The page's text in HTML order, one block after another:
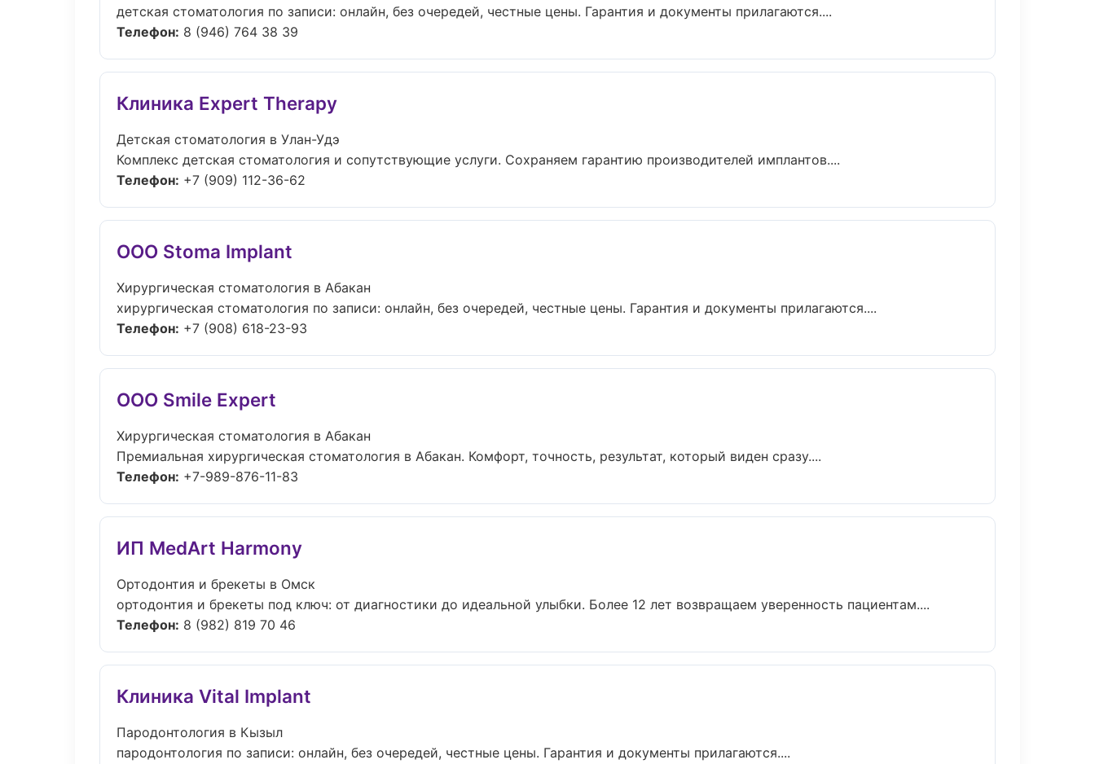
детская стоматология по записи: онлайн, без очередей, честные цены. Гарантия и документы прилагаются....
Телефон: 8 (946) 764 38 39
Клиника Expert Therapy
Детская стоматология в Улан-Удэ
Комплекс детская стоматология и сопутствующие услуги. Сохраняем гарантию производителей имплантов....
Телефон: +7 (909) 112-36-62
ООО Stoma Implant
Хирургическая стоматология в Абакан
хирургическая стоматология по записи: онлайн, без очередей, честные цены. Гарантия и документы прилагаются....
Телефон: +7 (908) 618-23-93
ООО Smile Expert
Хирургическая стоматология в Абакан
Премиальная хирургическая стоматология в Абакан. Комфорт, точность, результат, который виден сразу....
Телефон: +7-989-876-11-83
ИП MedArt Harmony
Ортодонтия и брекеты в Омск
ортодонтия и брекеты под ключ: от диагностики до идеальной улыбки. Более 12 лет возвращаем уверенность пациентам....
Телефон: 8 (982) 819 70 46
Клиника Vital Implant
Пародонтология в Кызыл
пародонтология по записи: онлайн, без очередей, честные цены. Гарантия и документы прилагаются....